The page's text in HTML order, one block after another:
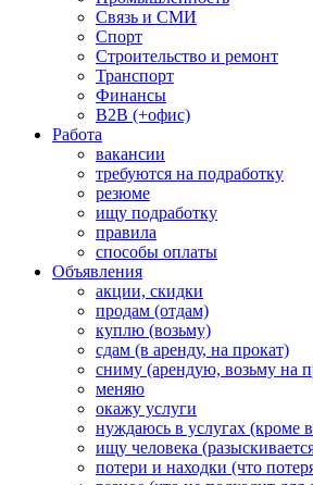
Связь и СМИ
Спорт
Строительство и ремонт
Транспорт
Финансы
B2B (+офис)
Работа
вакансии
требуются на подработку
резюме
ищу подработку
правила
способы оплаты
Объявления
акции, скидки
продам (отдам)
куплю (возьму)
сдам (в аренду, на прокат)
сниму (арендую, возьму на
меняю
окажу услуги
нуждаюсь в услугах (кроме
ищу человека
потери и находки (что